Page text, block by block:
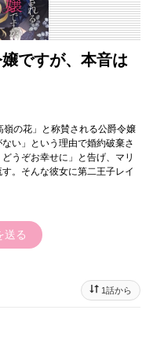
ですが、本音は
嶺の花」と称賛される公爵令嬢
い」という理由で婚約破棄さ
うぞお幸せに」と告げ、マリ
。そんな彼女に第二王子レイ
送る
1話から